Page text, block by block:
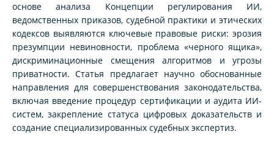
основе анализа Концепции регулирования ИИ,
ведомственных приказов, судебной практики и этических
кодексов выявляются ключевые правовые риски: эрозия
презумпции невиновности, проблема «черного ящика»,
дискриминационные смещения алгоритмов и угрозы
приватности. Статья предлагает научно обоснованные
направления для совершенствования законодательства,
включая введение процедур сертификации и аудита ИИ-
систем, закрепление статуса цифровых доказательств и
создание специализированных судебных экспертиз.